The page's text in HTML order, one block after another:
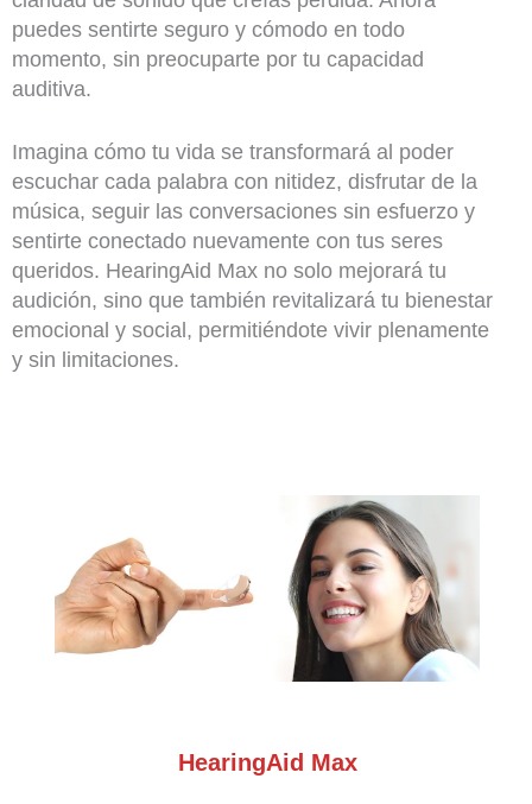
puedes sentirte seguro y cómodo en todo
momento, sin preocuparte por tu capacidad
auditiva.
Imagina cómo tu vida se transformará al poder
escuchar cada palabra con nitidez, disfrutar de la
música, seguir las conversaciones sin esfuerzo y
sentirte conectado nuevamente con tus seres
queridos. HearingAid Max no solo mejorará tu
audición, sino que también revitalizará tu bienestar
emocional y social, permitiéndote vivir plenamente
y sin limitaciones.
HearingAid Max